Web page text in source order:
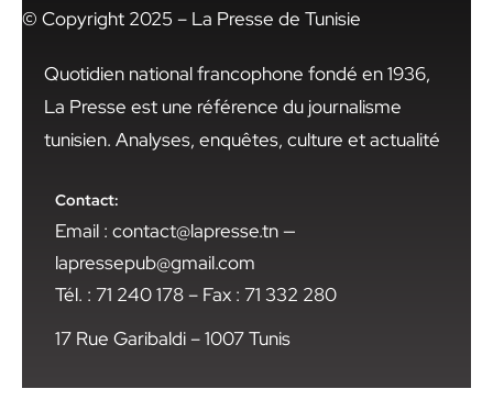
© Copyright 2025 – La Presse de Tunisie
Quotidien national francophone fondé en 1936,
La Presse est une référence du journalisme
tunisien. Analyses, enquêtes, culture et actualité
Contact:
Email : contact@lapresse.tn —
lapressepub@gmail.com
Tél. : 71 240 178 – Fax : 71 332 280
17 Rue Garibaldi – 1007 Tunis